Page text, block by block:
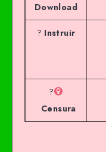
Download
? Instruir
?‍
Censura